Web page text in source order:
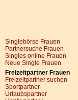
Singlebörse Frauen
Partnersuche Frauen
Singles online Frauen
Neue Single Frauen
Freizeitpartner Frauen
Freizeitpartner suchen
Sportpartner
Urlaubspartner